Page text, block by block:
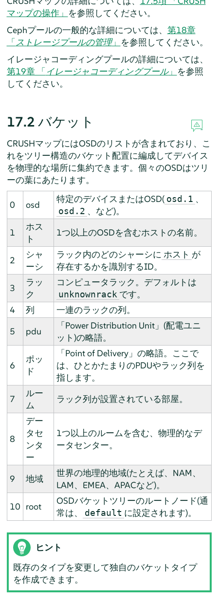
マップの操作」 を参照してください。
Cephプールの一般的な詳細については、 第18章
「ストレージプールの管理」 を参照してください。
イレージャコーディングプールの詳細については、
第19章 「イレージャコーディングプール」 を参照
してください。
17.2 バケット
CRUSHマップにはOSDのリストが含まれており、こ
れをツリー構造のバケット配置に編成してデバイス
を物理的な場所に集約できます。個々のOSDはツリ
ーの葉にあたります。
0 osd
特定のデバイスまたはOSD( osd.1 、
osd.2 、など)。
1
ホス
ト
1つ以上のOSDを含むホストの名前。
2
シャ
ーシ
ラック内のどのシャーシに ホスト が
存在するかを識別するID。
3
ラッ
ク
コンピュータラック。デフォルトは
unknownrack です。
4
列
一連のラックの列。
5
pdu
「Power Distribution Unit」(配電ユニ
ット)の略語。
6
ポッ
ド
「Point of Delivery」の略語。ここで
は、ひとかたまりのPDUやラック列を
指します。
7
ルー
ム
ラック列が設置されている部屋。
8
デー
タセ
ンタ
ー
1つ以上のルームを含む、物理的なデ
ータセンター。
9 地域
世界の地理的地域(たとえば、NAM、
LAM、EMEA、APACなど)。
10 root
OSDバケットツリーのルートノード(通
常は、
default に設定されます)。
ヒント
既存のタイプを変更して独自のバケットタイプ
を作成できます。